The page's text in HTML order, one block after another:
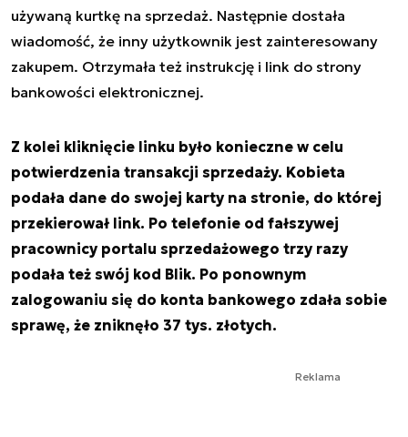
używaną kurtkę na sprzedaż. Następnie dostała
wiadomość, że inny użytkownik jest zainteresowany
zakupem. Otrzymała też instrukcję i link do strony
bankowości elektronicznej.
Z kolei kliknięcie linku było konieczne w celu
potwierdzenia transakcji sprzedaży. Kobieta
podała dane do swojej karty na stronie, do której
przekierował link. Po telefonie od fałszywej
pracownicy portalu sprzedażowego trzy razy
podała też swój kod Blik. Po ponownym
zalogowaniu się do konta bankowego zdała sobie
sprawę, że zniknęło 37 tys. złotych.
Reklama